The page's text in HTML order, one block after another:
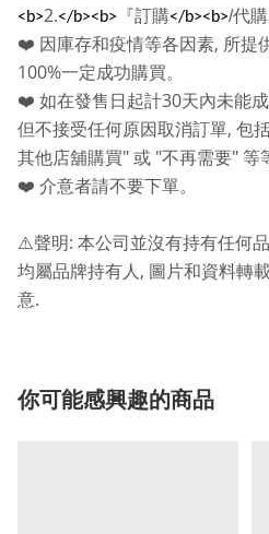
<b>2.</b><b> 『訂購</b><b>/代
❤️ 因庫存和疫情等各因素, 所提
100%一定成功購買。
❤️ 如在發售日起計30天內未能
但不接受任何原因取消訂單, 包
其他店舖購買" 或 "不再需要" 等
❤️ 介意者請不要下單。
⚠️聲明: 本公司並沒有持有任何
均屬品牌持有人 , 圖片和資料轉
意.
你可能感興趣的商品